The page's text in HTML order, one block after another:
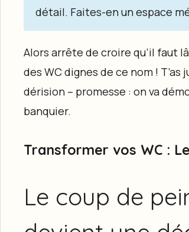
détail. Faites-en un espace
Alors arrête de croire qu’il faut
des WC dignes de ce nom ! T’as
dérision – promesse : on va
banquier.
Transformer vos WC :
Le coup de